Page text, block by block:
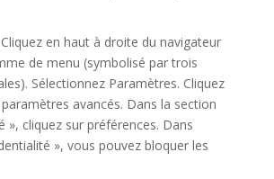
en haut à droite du navigateur
de menu (symbolisé par trois
Sélectionnez Paramètres. Cliquez
avancés. Dans la section
», cliquez sur préférences. Dans
», vous pouvez bloquer les